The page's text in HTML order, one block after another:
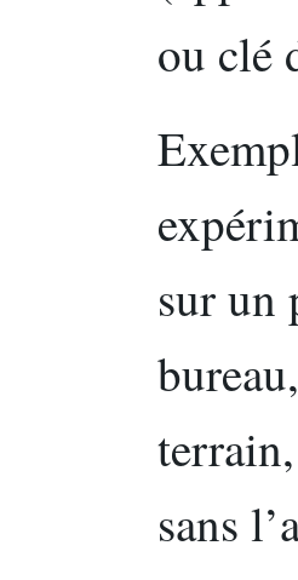
ou clé
sur un
sans